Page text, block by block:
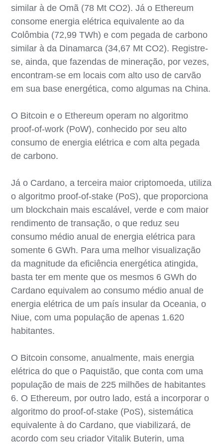
similar à de Omã (78 Mt CO2). Já o Ethereum
consome energia elétrica equivalente ao da
Colômbia (72,99 TWh) e com pegada de carbono
similar à da Dinamarca (34,67 Mt CO2). Registre-
se, ainda, que fazendas de mineração, por vezes,
encontram-se em locais com alto uso de carvão
em sua base energética, como algumas na China.
O Bitcoin e o Ethereum operam no algoritmo
proof-of-work (PoW), conhecido por seu alto
consumo de energia elétrica e com alta pegada
de carbono.
Já o Cardano, a terceira maior criptomoeda, utiliza
o algoritmo proof-of-stake (PoS), que proporciona
um blockchain mais escalável, verde e com maior
rendimento de transação, o que reduz seu
consumo médio anual de energia elétrica para
somente 6 GWh. Para uma melhor visualização
da magnitude da eficiência energética atingida,
basta ter em mente que os mesmos 6 GWh do
Cardano equivalem ao consumo médio anual de
energia elétrica de um país insular da Oceania, o
Niue, com uma população de apenas 1.620
habitantes.
O Bitcoin consome, anualmente, mais energia
elétrica do que o Paquistão, que conta com uma
população de mais de 225 milhões de habitantes
6. O Ethereum, por outro lado, está a incorporar o
algoritmo do proof-of-stake (PoS), sistemática
equivalente à do Cardano, que viabilizará, de
acordo com seu criador Vitalik Buterin, uma